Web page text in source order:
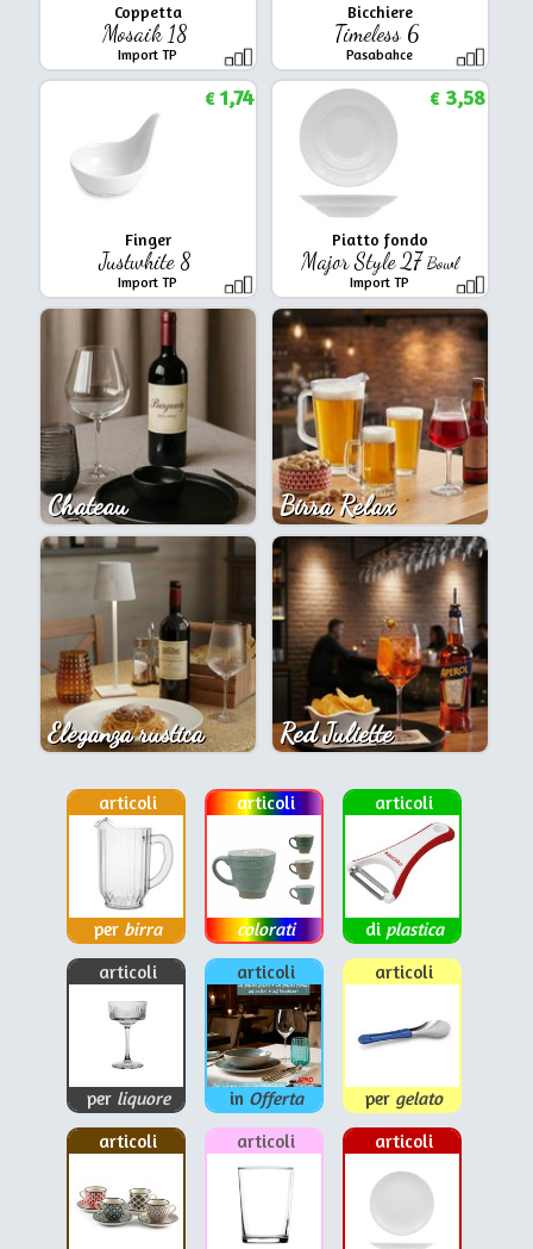
Coppetta
Mosaik 18
Import TP
Bicchiere
Timeless 6
Pasabahce
Finger
Justwhite 8
Import TP
€1,74
Piatto fondo
Major Style 27Bowl
Import TP
€3,58
Chateau Birra Relax
Eleganza rustica Red Juliette
articoli
per birra
articoli
colorati
articoli
di plastica
articoli
per liquore
articoli
in Offerta
articoli
per gelato
articoli
articoli articoli